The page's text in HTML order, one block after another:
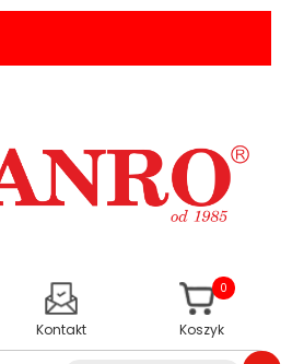
Kontakt Koszyk
0